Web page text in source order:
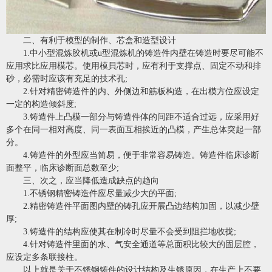
二、有利于模型的制作、芯盒和造型设计
1.中小型混炼胶机或u型混炼机的铸造件内壁在铸造时要尽可能不
应用求比应用模芯。使用模貝芯时，应有利于支撑点、固定不动和排
砂，必需时应该有充足的技术孔;
2.针对精密铸造件的内、外侧边和筋板构造，在出模方位应设定
一定的构造倾斜度;
3.铸造件上凸模一部分与铸造件体的间距不适合过远，应采用好
多个在同一相对高度、同一表面互相挨近的凸模，产生总体突起一部
分。
4.铸造件的外型应当简易，便于非常容易铸造。铸造件临床诊断
面整平，临床诊断面总数至少;
三、次之，应当降低造成缺点的趋向
1. 不锈钢精密铸造件应尽量减少大的平面;
2.精密铸造件平面图内壁的铸孔应开展凸边结构加固，以减少壁
厚;
3.铸造件的结构应使其在制冷时尽量不会受到阻拦地收拢;
4.针对铸造件里面的水、气安全通道等总面积比较大的固层腔，
应设定多条联接柱。
以上就是关于不锈钢铸件的设计结构及生锈原因，在生产上不要